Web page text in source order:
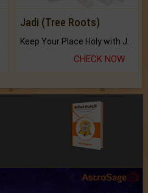
Jadi (Tree Roots)
Keep Your Place Holy with Jadi.
CHECK NOW